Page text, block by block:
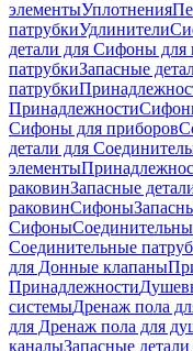
элементыУплотнения
патрубкиУдлинители
детали для Сифоны для
патрубкиЗапасные
патрубки
Принадлежности
Сифоны для приборов
детали для
элементы
раковинЗапасные
раковинСифоны
Сифоны
Соединительные
для Донные клапаны
Принадлежности
системыДренаж пола
для Дренаж пола для
каналыЗапасные